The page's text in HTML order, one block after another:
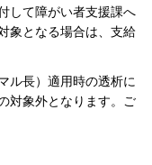
して障がい者支援課へ
象となる場合は、支給
ル長）適用時の透析に
対象外となります。ご